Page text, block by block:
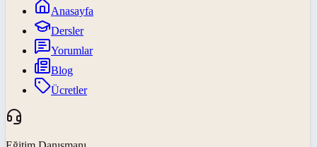
Anasayfa
Dersler
Yorumlar
Blog
Ücretler